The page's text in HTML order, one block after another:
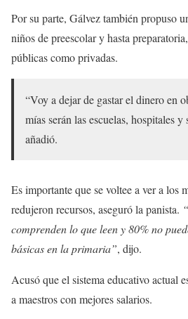
Por su parte, Gálvez también propuso
niños de preescolar y hasta
públicas como privadas.
“Voy a dejar de gastar el dinero en
mías serán las escuelas, hospitales
añadió.
Es importante que se voltee a ver a los
redujeron recursos, aseguró la panista.
comprenden lo que leen y 80% no
básicas en la primaria”, dijo.
Acusó que el sistema educativo actual
a maestros con mejores salarios.